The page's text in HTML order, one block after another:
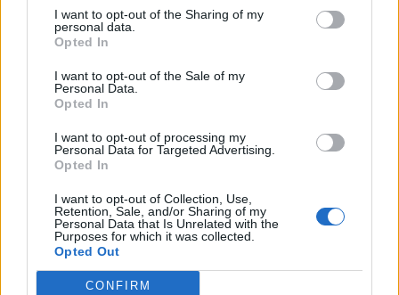
I want to opt-out of the Sharing of my
personal data.
Opted In
I want to opt-out of the Sale of my
Personal Data.
Opted In
I want to opt-out of processing my
Personal Data for Targeted Advertising.
Opted In
I want to opt-out of Collection, Use,
Retention, Sale, and/or Sharing of my
Personal Data that Is Unrelated with the
Purposes for which it was collected.
Opted Out
CONFIRM
Comentari: